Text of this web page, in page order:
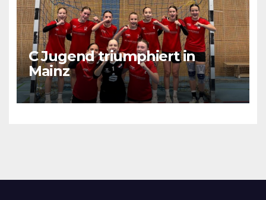
C Jugend triumphiert in
Mainz